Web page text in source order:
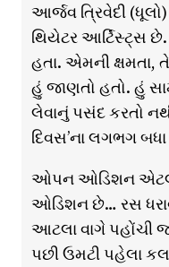
આર્જવ ત્રિવેદી
થિયેટર આર્ટિસ્ટ્સ
હતા. એમની
હું જાણતો હતો. હું
લેવાનું પસંદ કરતો
દિવસ’ના લગભગ બધા
ઓપન ઓડિશન એટલે
ઓડિશન છે… રસ
આટલા વાગે પહોંચી
પછી ઉમટી પહેલા